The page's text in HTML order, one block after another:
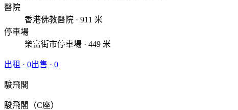
醫院
香港佛教醫院 · 911 米
停車場
樂富街市停車場 · 449 米
出租 · 0出售 · 0
駿飛閣
駿飛閣（C座）